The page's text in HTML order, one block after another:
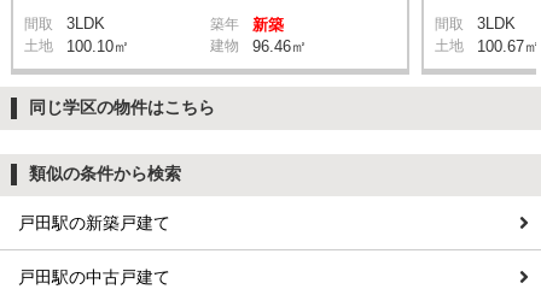
間取 3LDK 築年 新築
土地 100.10㎡ 建物 96.46㎡
間取 3LDK
土地 100.67㎡
同じ学区の物件はこちら
類似の条件から検索
戸田駅の新築戸建て
戸田駅の中古戸建て